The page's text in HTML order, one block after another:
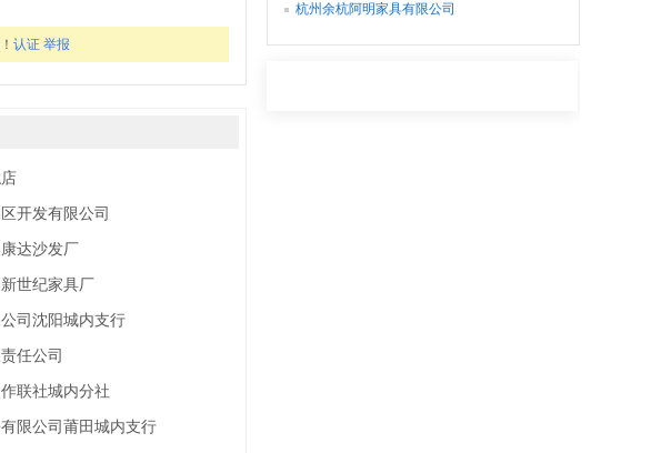
认证 举报
开发有限公司
达沙发厂
世纪家具厂
司沈阳城内支行
任公司
联社城内分社
限公司莆田城内支行
杭州余杭阿明家具有限公司